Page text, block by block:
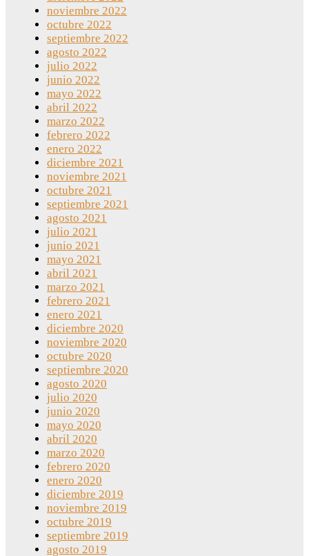
noviembre 2022
octubre 2022
septiembre 2022
agosto 2022
julio 2022
junio 2022
mayo 2022
abril 2022
marzo 2022
febrero 2022
enero 2022
diciembre 2021
noviembre 2021
octubre 2021
septiembre 2021
agosto 2021
julio 2021
junio 2021
mayo 2021
abril 2021
marzo 2021
febrero 2021
enero 2021
diciembre 2020
noviembre 2020
octubre 2020
septiembre 2020
agosto 2020
julio 2020
junio 2020
mayo 2020
abril 2020
marzo 2020
febrero 2020
enero 2020
diciembre 2019
noviembre 2019
octubre 2019
septiembre 2019
agosto 2019